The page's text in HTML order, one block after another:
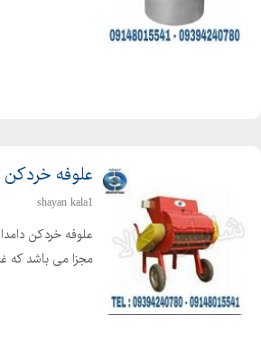
مخلوط شده و
علوفه خردکن
shayan kala1
علوفه خردکن
مجزا می باشد که
تیغه های تعبیه